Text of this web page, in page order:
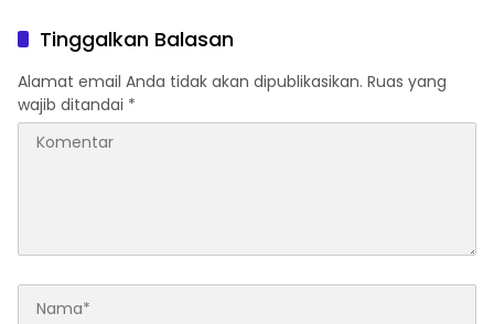
Tinggalkan Balasan
Alamat email Anda tidak akan dipublikasikan. Ruas yang
wajib ditandai *